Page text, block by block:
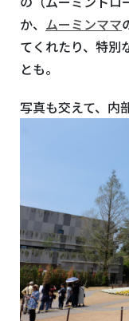
か、 ムーミンママ
てくれたり、特別
とも。
写真も交えて、内